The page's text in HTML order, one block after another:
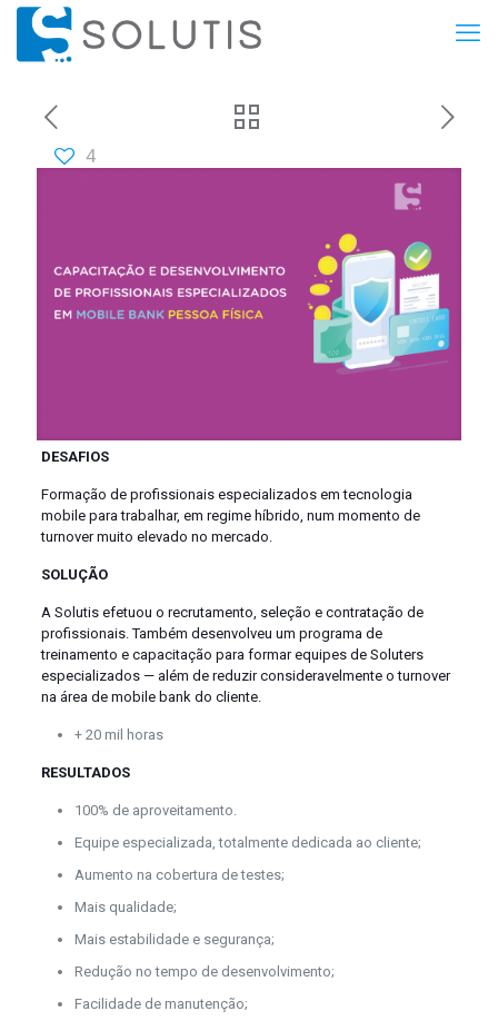
4
DESAFIOS
Formação de profissionais especializados em tecnologia
mobile para trabalhar, em regime híbrido, num momento de
turnover muito elevado no mercado.
SOLUÇÃO
A Solutis efetuou o recrutamento, seleção e contratação de
profissionais. Também desenvolveu um programa de
treinamento e capacitação para formar equipes de Soluters
especializados — além de reduzir consideravelmente o turnover
na área de mobile bank do cliente.
+ 20 mil horas
RESULTADOS
100% de aproveitamento.
Equipe especializada, totalmente dedicada ao cliente;
Aumento na cobertura de testes;
Mais qualidade;
Mais estabilidade e segurança;
Redução no tempo de desenvolvimento;
Facilidade de manutenção;